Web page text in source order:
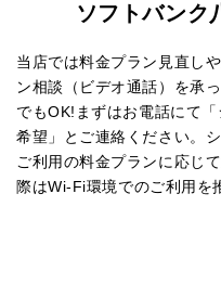
ソフトバンク
当店では料金プラン見直し
ン相談（ビデオ通話）を承
でもOK!まずはお電話にて
希望」とご連絡ください。
ご利用の料金プランに応じ
際はWi-Fi環境でのご利用を